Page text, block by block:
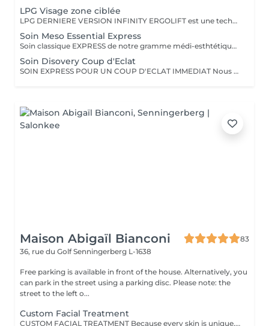
LPG Visage zone ciblée
LPG DERNIERE VERSION INFINITY ERGOLIFT est une technique mécanique et naturelle, pour rajeunir la peau. Rebooste, raffermit, rides du lion, contour des yeux, améliore l'aspect de la peau. Ce soin ciblera une zone précise, ex. ride du lion, contour des yeux (yeux gonflés, rides) Cette technique est à considérer comme un traitement de plusieurs séances pour atteindre les objectifs.Voir dans rubrique abonnement. L''endermologie LPG une valeur sure, plus de 35 ans d'expertise dans la beauté
Soin Meso Essential Express
Soin classique EXPRESS de notre gramme médi-esthtétique MESOESTETIC pour une hydratation et éclat immédiat,
Soin Disovery Coup d'Eclat
SOIN EXPRESS POUR UN COUP D'ECLAT IMMEDIAT Nous suivons pour ce soin le protocole de la prestigieuse marque Esthederm. Comme indiqué c'est un soin rapide et vous donnera un coup d'éclat. ESTHERDEM dispose de brevets et technologies unigues, comme son Eau Cellulaire présente dans la plupart de leurs produit et le tout nouveau AGE PROTEUM SERUM inclus dans ce soin Il est recommandé de faire des soins visage régulièrement afin de conserver une bonne qualité de peau et retarder les effets de l'âge.
Maison Abigaïl Bianconi
83
36, rue du GolfSenningerberg L-1638
Free parking is available in front of the house. Alternatively, you
can park in the street using a parking disc. Please note: the
street to the left o...
Custom Facial Treatment
CUSTOM FACIAL TREATMENT Because every skin is unique, this treatment is entirely personalized to your skin type, needs, and the present moment. Each session begins with a precise technology-assisted skin analysis, allowing for the careful selection of the most suitable products from the professional Ingrid Millet rangean icon of high-end skincare. Depending on the chosen duration (30, 60, or 90 minutes), the treatment offers a more or less in-depth approach: from a targeted and effective maintenance session to a complete tissue treatment integrating expert manual techniques, drainage, and advanced stimulation. The goal always remains the same: to improve skin quality, restore radiance, comfort, and balance, and support regeneration in a progressive and harmonious way. A bespoke, intelligent, and expertly executed treatment, perfectly suited for both regular maintenance and deeper facial care.